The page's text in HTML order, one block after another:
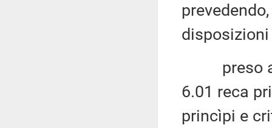
preso
6.01 reca
princìpi e